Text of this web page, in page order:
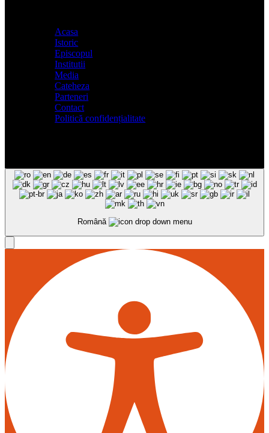
Acasa
Istoric
Episcopul
Institutii
Media
Cateheza
Parteneri
Contact
Politică confidențialitate
Română